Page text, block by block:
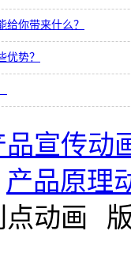
你带来什么？
优势？
品宣传动
产品原理
点动画